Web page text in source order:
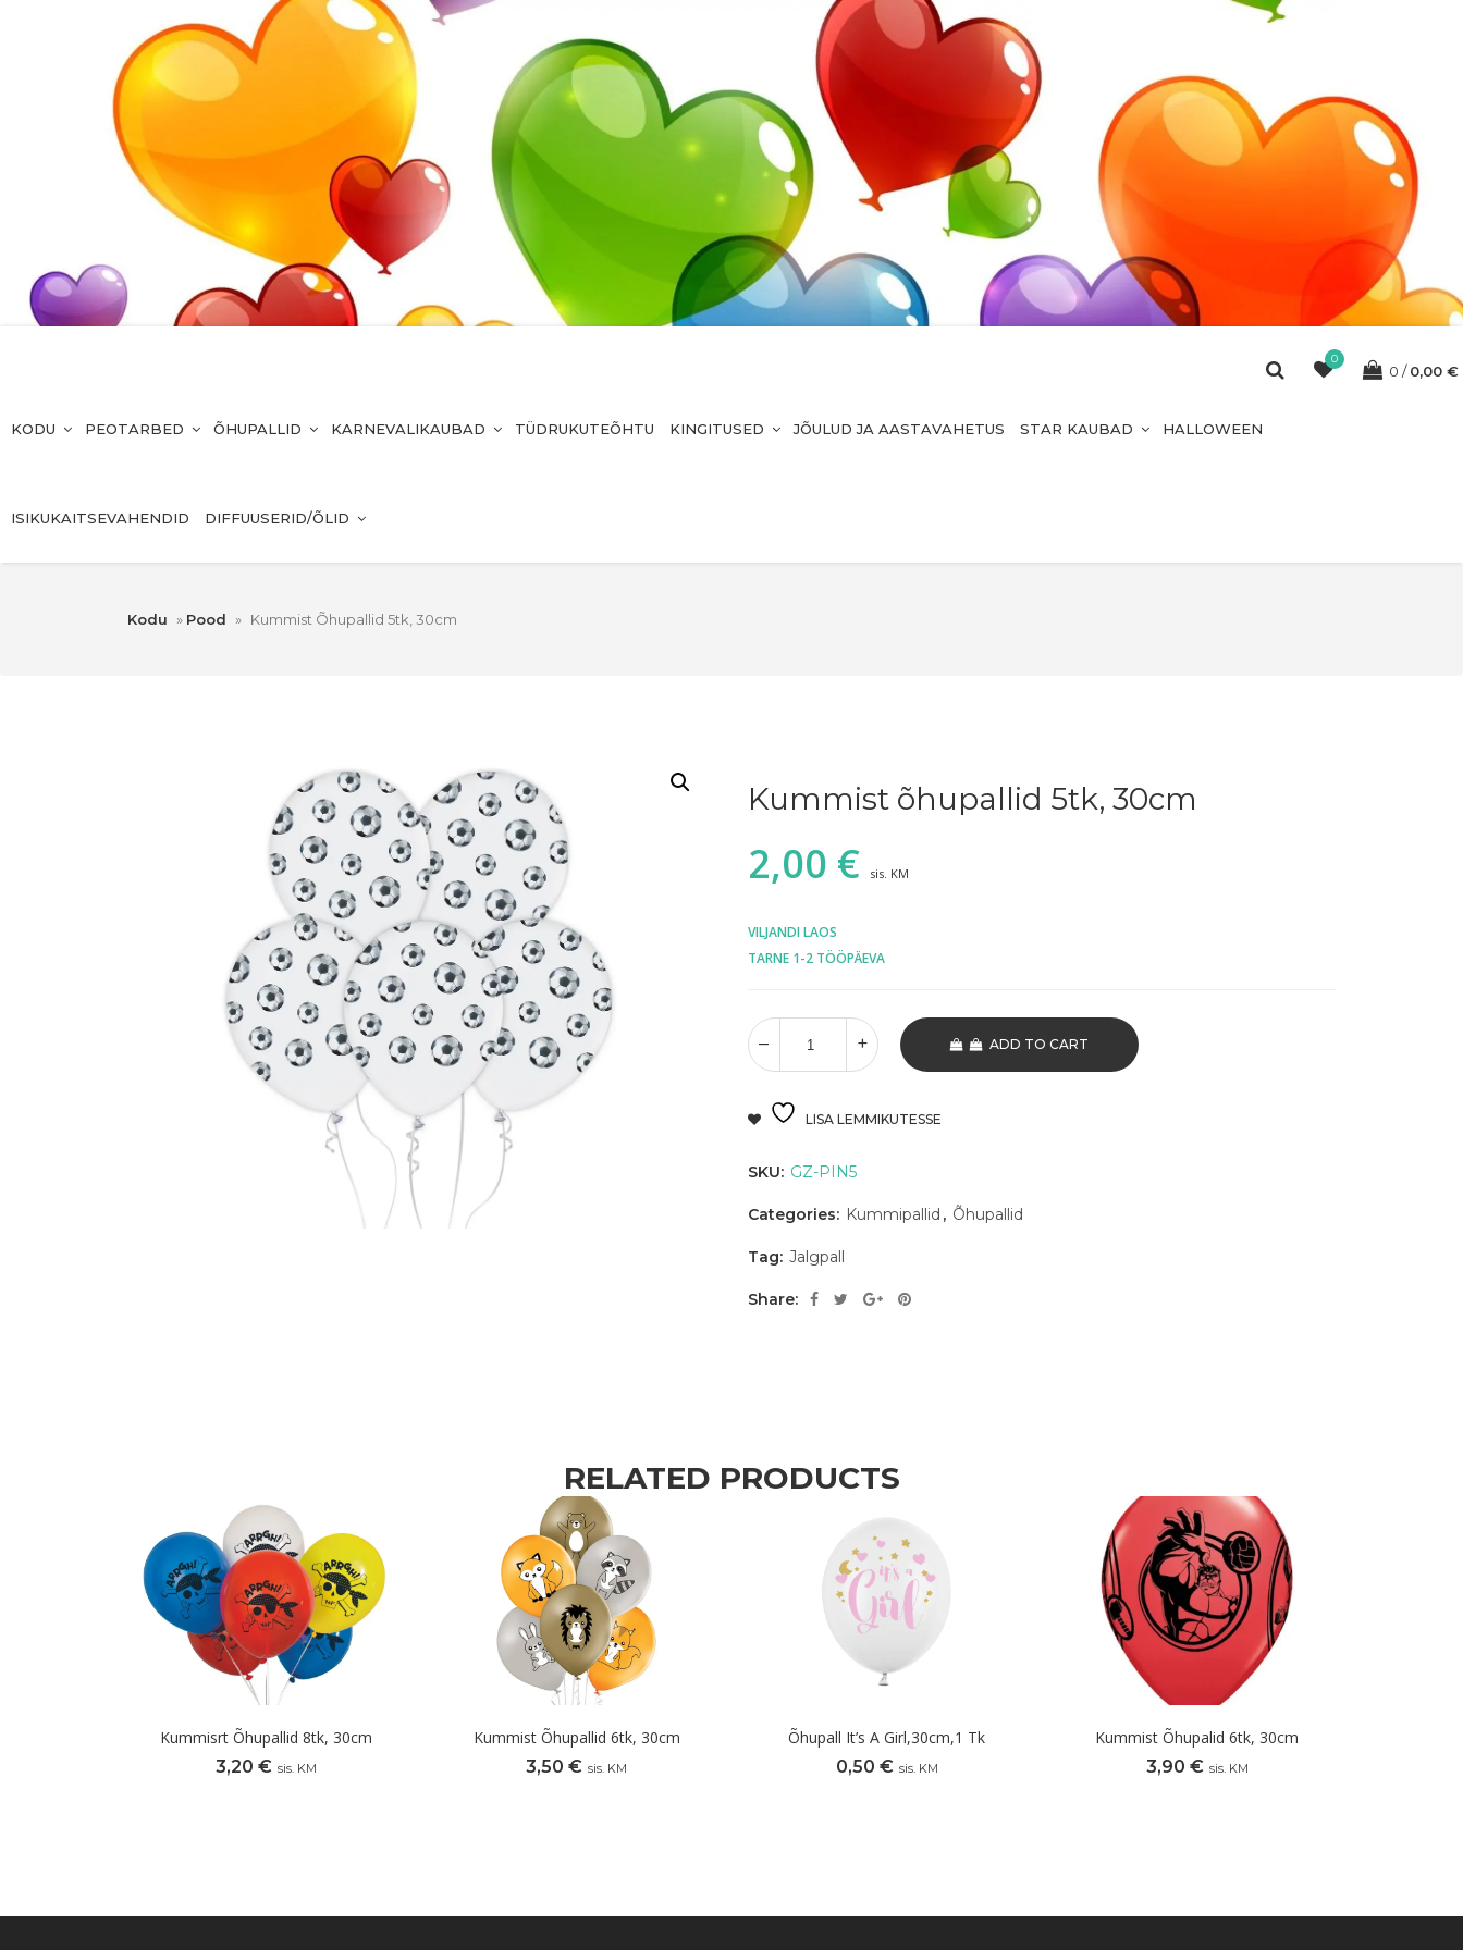
0
0 0,00 €
KODU PEOTARBED ÕHUPALLID KARNEVALIKAUBAD TÜDRUKUTEÕHTU KINGITUSED JÕULUD JA AASTAVAHETUS STAR KAUBAD HALLOWEEN
ISIKUKAITSEVAHENDID DIFFUUSERID/ÕLID
Kodu » Pood » Kummist Õhupallid 5tk, 30cm
Kummist õhupallid 5tk, 30cm
2,00 € sis. KM
VILJANDI LAOS
TARNE 1-2 TÖÖPÄEVA
ADD TO CART
LISA LEMMIKUTESSE
SKU: GZ-PIN5
Categories: Kummipallid , Õhupallid
Tag: Jalgpall
Share:
RELATED PRODUCTS
Kummisrt Õhupallid 8tk, 30cm
3,20 € sis. KM
Kummist Õhupallid 6tk, 30cm
3,50 € sis. KM
Õhupall It’s A Girl,30cm,1 Tk
0,50 € sis. KM
Kummist Õhupalid 6tk, 30cm
3,90 € sis. KM